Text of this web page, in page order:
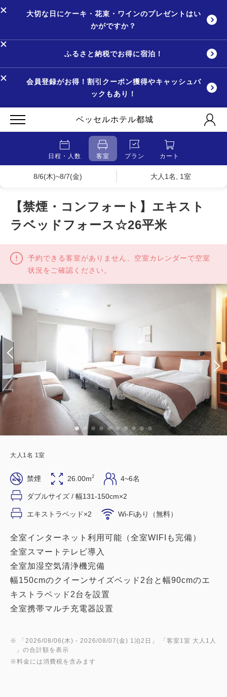
大切な日にケーキ・花束・ワインのプレゼントはい
かがですか？
ふるさと納税でお得に宿泊！
会員登録がお得！割引クーポン獲得やキャッシュバ
ックもあり！
ベッセルホテル都城
日程・人数 客室 プラン カート
8/6(木)~8/7(金) 大人1名, 1室
【禁煙・コンフォート】エキスト
ラベッドフォース☆26平米
予約できる客室がありません、空室カレンダーで空室
状況をご確認ください。
大人 1 名 1 室
禁煙 26.00m2 4~6名
ダブルサイズ / 幅131-150cm×2
エキストラベッド×2 Wi-Fiあり（無料）
全室インターネット利用可能（全室WIFIも完備）
全室スマートテレビ導入
全室加湿空気清浄機完備
幅150cmのクイーンサイズベッド2台と幅90cmのエ
キストラベッド2台を設置
全室携帯マルチ充電器設置
※ 「 2026/08/06(木) - 2026/08/07(金) 1泊2日 」 「客室1室 大人1人
」の合計額を表示
※料金には消費税を含みます